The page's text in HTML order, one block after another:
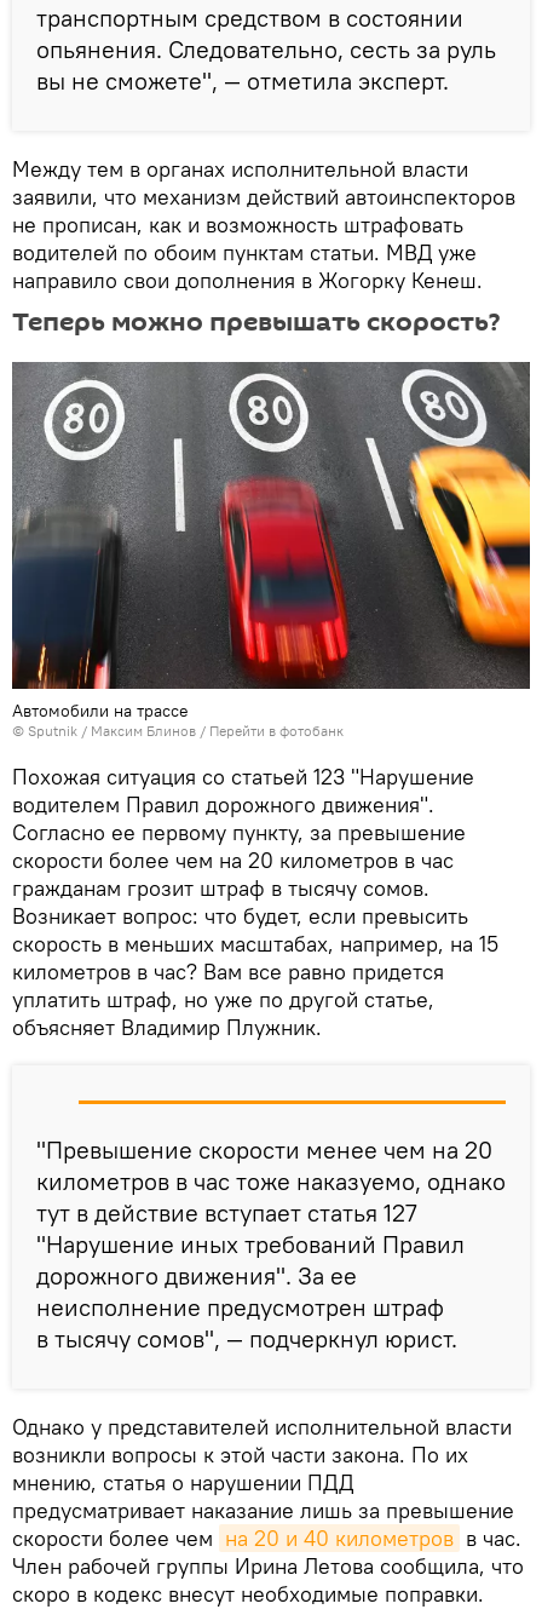
транспортным средством в состоянии
опьянения. Следовательно, сесть за руль
вы не сможете", — отметила эксперт.
Между тем в органах исполнительной власти
заявили, что механизм действий автоинспекторов
не прописан, как и возможность штрафовать
водителей по обоим пунктам статьи. МВД уже
направило свои дополнения в Жогорку Кенеш.
Теперь можно превышать скорость?
Автомобили на трассе
© Sputnik / Максим Блинов / Перейти в фотобанк
Похожая ситуация со статьей 123 "Нарушение
водителем Правил дорожного движения".
Согласно ее первому пункту, за превышение
скорости более чем на 20 километров в час
гражданам грозит штраф в тысячу сомов.
Возникает вопрос: что будет, если превысить
скорость в меньших масштабах, например, на 15
километров в час? Вам все равно придется
уплатить штраф, но уже по другой статье,
объясняет Владимир Плужник.
"Превышение скорости менее чем на 20
километров в час тоже наказуемо, однако
тут в действие вступает статья 127
"Нарушение иных требований Правил
дорожного движения". За ее
неисполнение предусмотрен штраф
в тысячу сомов", — подчеркнул юрист.
Однако у представителей исполнительной власти
возникли вопросы к этой части закона. По их
мнению, статья о нарушении ПДД
предусматривает наказание лишь за превышение
скорости более чем на 20 и 40 километров в час.
Член рабочей группы Ирина Летова сообщила, что
скоро в кодекс внесут необходимые поправки.